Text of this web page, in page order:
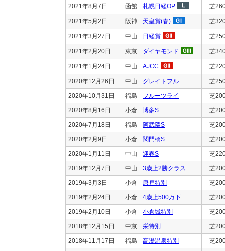
2021年8月7日 函館 札幌日経OP 芝
2021年5月2日 阪神 天皇賞(春) 芝
2021年3月27日 中山 日経賞 芝
2021年2月20日 東京 ダイヤモンド 芝
2021年1月24日 中山 AJCC 芝
2020年12月26日 中山 グレイトフル 芝
2020年10月31日 福島 フルーツライ 芝
2020年8月16日 小倉 博多S 芝
2020年7月18日 福島 阿武隈S 芝
2020年2月9日 小倉 関門橋S 芝
2020年1月11日 中山 迎春S 芝
2019年12月7日 中山 3歳上2勝クラス 芝
2019年3月3日 小倉 唐戸特別 芝
2019年2月24日 小倉 4歳上500万下 芝
2019年2月10日 小倉 小倉城特別 芝
2018年12月15日 中京 栄特別 芝
2018年11月17日 福島 高湯温泉特別 芝